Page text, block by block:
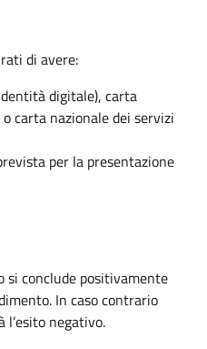
di avere:
digitale), carta
carta nazionale dei servizi
per la presentazione
conclude positivamente
In caso contrario
l’esito negativo.